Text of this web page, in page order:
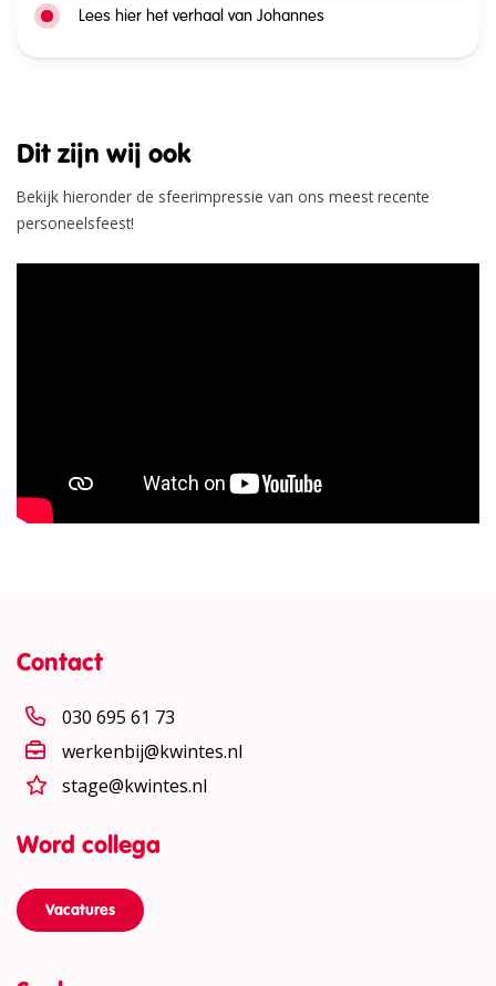
Lees hier het verhaal van Johannes
Dit zijn wij ook
Bekijk hieronder de sfeerimpressie van ons meest recente
personeelsfeest!
Contact
030 695 61 73
werkenbij@kwintes.nl
stage@kwintes.nl
Word collega
Vacatures